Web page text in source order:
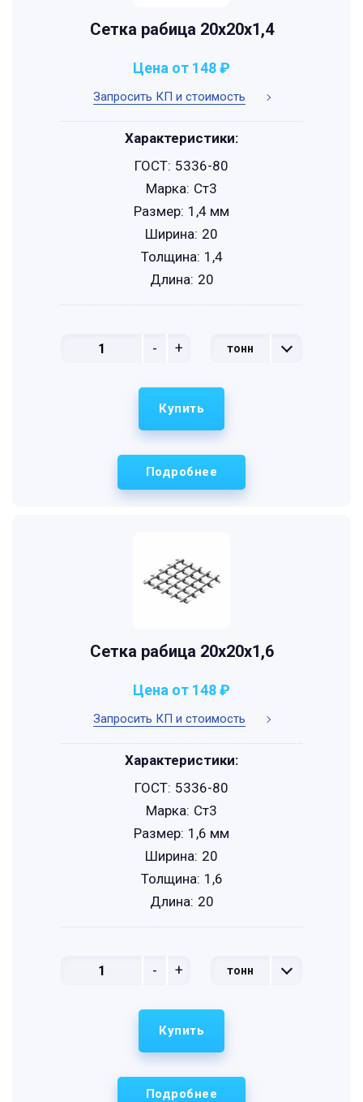
Сетка рабица 20х20х1,4
Запросить КП и стоимость
Цена от 148 ₽
- + тонн
Характеристики:
ГОСТ: 5336-80
Марка: Ст3
Размер: 1,4 мм
Ширина: 20
Толщина: 1,4
Длина: 20
Подробнее
Купить
Сетка рабица 20х20х1,6
Запросить КП и стоимость
Цена от 148 ₽
- + тонн
Характеристики:
ГОСТ: 5336-80
Марка: Ст3
Размер: 1,6 мм
Ширина: 20
Толщина: 1,6
Длина: 20
Подробнее
Купить